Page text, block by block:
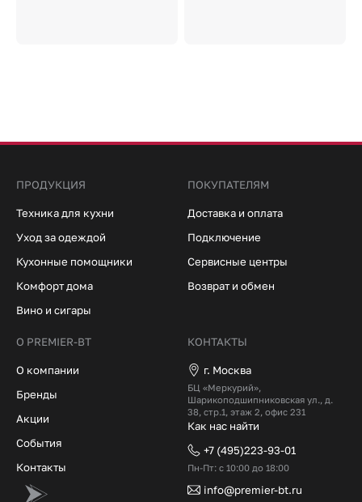
ПРОДУКЦИЯ
Техника для кухни
Уход за одеждой
Кухонные помощники
Комфорт дома
Вино и сигары
ПОКУПАТЕЛЯМ
Доставка и оплата
Подключение
Сервисные центры
Возврат и обмен
О PREMIER-BT
О компании
Бренды
Акции
События
Контакты
КОНТАКТЫ
г. Москва
БЦ «Меркурий»,
Шарикоподшипниковская ул., д.
38, стр.1, этаж 2, офис 231
Как нас найти
+7 (495)223-93-01
Пн-Пт: с 10:00 до 18:00
info@premier-bt.ru